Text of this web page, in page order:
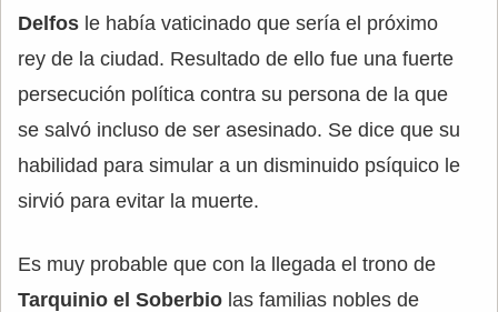
Delfos le había vaticinado que sería el próximo
rey de la ciudad. Resultado de ello fue una fuerte
persecución política contra su persona de la que
se salvó incluso de ser asesinado. Se dice que su
habilidad para simular a un disminuido psíquico le
sirvió para evitar la muerte.
Es muy probable que con la llegada el trono de
Tarquinio el Soberbio las familias nobles de